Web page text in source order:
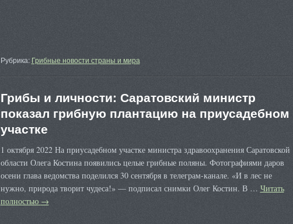
Рубрика: Грибные новости страны и мира
Грибы и личности: Саратовский министр
показал грибную плантацию на приусадебном
участке
1 октября 2022 На приусадебном участке министра здравоохранения Саратовской
области Олега Костина появились целые грибные поляны. Фотографиями даров
осени глава ведомства поделился 30 сентября в телеграм-канале. «И в лес не
нужно, природа творит чудеса!» — подписал снимки Олег Костин. В … Читать
полностью →